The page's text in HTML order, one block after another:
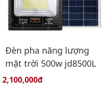
Đèn pha năng lượng
mặt trời 500w jd8500L
Giá bán:
2,100,000đ